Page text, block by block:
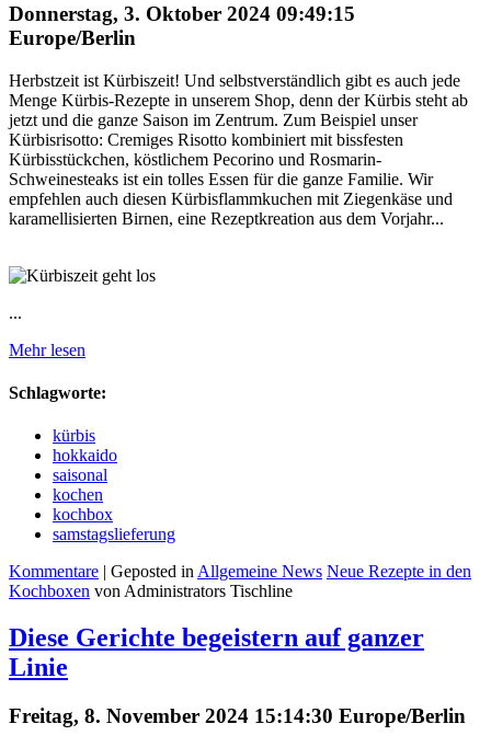
Donnerstag, 3. Oktober 2024 09:49:15
Europe/Berlin
Herbstzeit ist Kürbiszeit! Und selbstverständlich gibt es auch jede
Menge Kürbis-Rezepte in unserem Shop, denn der Kürbis steht ab
jetzt und die ganze Saison im Zentrum. Zum Beispiel unser
Kürbisrisotto: Cremiges Risotto kombiniert mit bissfesten
Kürbisstückchen, köstlichem Pecorino und Rosmarin-
Schweinesteaks ist ein tolles Essen für die ganze Familie. Wir
empfehlen auch diesen Kürbisflammkuchen mit Ziegenkäse und
karamellisierten Birnen, eine Rezeptkreation aus dem Vorjahr...
...
Mehr lesen
Schlagworte:
kürbis
hokkaido
saisonal
kochen
kochbox
samstagslieferung
Kommentare | Geposted in Allgemeine News Neue Rezepte in den
Kochboxen von Administrators Tischline
Diese Gerichte begeistern auf ganzer
Linie
Freitag, 8. November 2024 15:14:30 Europe/Berlin